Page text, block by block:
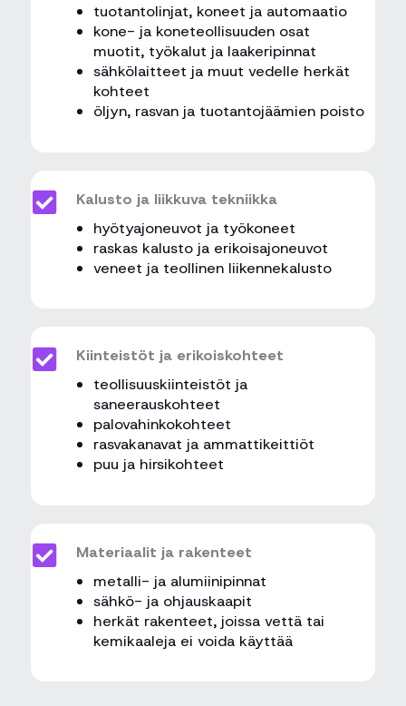
tuotantolinjat, koneet ja automaatio
kone- ja koneteollisuuden osat
muotit, työkalut ja laakeripinnat
sähkölaitteet ja muut vedelle herkät
kohteet
öljyn, rasvan ja tuotantojäämien poisto
Kalusto ja liikkuva tekniikka
hyötyajoneuvot ja työkoneet
raskas kalusto ja erikoisajoneuvot
veneet ja teollinen liikennekalusto
Kiinteistöt ja erikoiskohteet
teollisuuskiinteistöt ja
saneerauskohteet
palovahinkokohteet
rasvakanavat ja ammattikeittiöt
puu ja hirsikohteet
Materiaalit ja rakenteet
metalli- ja alumiinipinnat
sähkö- ja ohjauskaapit
herkät rakenteet, joissa vettä tai
kemikaaleja ei voida käyttää